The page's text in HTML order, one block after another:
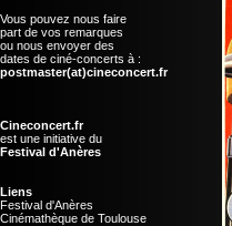
Vous pouvez nous faire
part de vos remarques
ou nous envoyer des
dates de ciné-concerts à :
postmaster(at)cineconcert.fr
Cineconcert.fr
est une initiative du
Festival d'Anères
Liens
Festival d'Anères
Cinémathèque de Toulouse